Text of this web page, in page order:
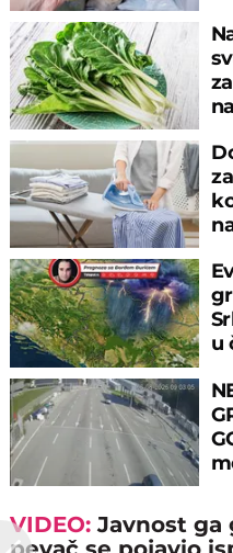
u
VIDEO:Javnost ga